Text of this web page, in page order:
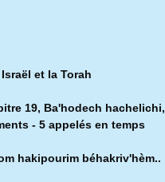
et la Torah
19, Ba'hodech hachelichi,
- 5 appelés en temps
hakipourim béhakriv'hèm..